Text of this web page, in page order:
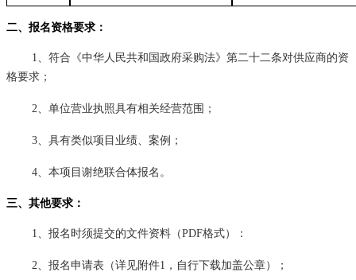
二、报名资格要求：
1、符合《中华人民共和国政府采购法》第二十二条对供应商的资
格要求；
2、单位营业执照具有相关经营范围；
3、具有类似项目业绩、案例 ；
4、本项目谢绝联合体报名。
三、 其他要求：
1、报名时须提交的文件资料（PDF格式）：
2、报名申请表（详见附件1，自行下载加盖公章）；